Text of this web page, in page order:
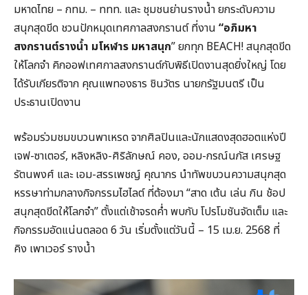
มหาดไทย – กทม. – ททท. และ ชุมชนย่านรางน้ำ ยกระดับความ
สนุกสุดขีด ชวนปักหมุดเทศกาลสงกรานต์ ที่งาน “อภิมหา
สงกรานต์รางน้ำ มโหฬาร มหาสนุก” ยกทุก BEACH! สนุกสุดขีด
ให้โลกจำ คิกออฟเทศกาลสงกรานต์กับพิธีเปิดงานสุดยิ่งใหญ่ โดย
ได้รับเกียรติจาก คุณแพทองธาร ชินวัตร นายกรัฐมนตรี เป็น
ประธานเปิดงาน
พร้อมร่วมชมขบวนพาเหรด จากศิลปินและนักแสดงสุดฮอตแห่งปี
เจฟ-ซาเตอร์, หลิงหลิง-ศิริลักษณ์ คอง, ออม-กรณ์นภัส เศรษฐ
รัตนพงศ์ และ เอม-สรรเพชญ์ คุณากร นำทัพขบวนความสนุกสุด
หรรษาท่ามกลางกิจกรรมไฮไลต์ ที่ต้องมา “สาด เต้น เล่น กิน ช้อป
สนุกสุดขีดให้โลกจำ” ตั้งแต่เช้าจรดค่ำ พบกับ โปรโมชันจัดเต็ม และ
กิจกรรมอัดแน่นตลอด 6 วัน เริ่มตั้งแต่วันนี้ – 15 เม.ย. 2568 ที่
คิง เพาเวอร์ รางน้ำ